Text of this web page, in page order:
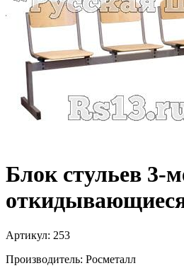
Блок стульев 3-
Артикул: 253
Производитель: Росметалл